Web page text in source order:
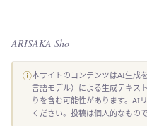
ARISAKA Sho
ⓘ本サイトのコンテンツはAI生成
言語モデル）による生成テキス
りを含む可能性があります。AI
ください。投稿は個人的なもの